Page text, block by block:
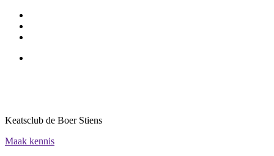
Keatsclub de Boer Stiens
Maak kennis